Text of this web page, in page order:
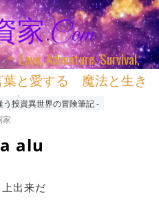
家.com
Adventure, Survival,
葉と愛する 魔法と生き
生きる
う投資異世界の冒険筆記 ‐
家
alu
出来だ